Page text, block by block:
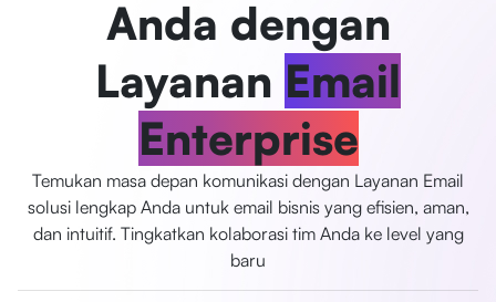
Anda dengan
Layanan Email
Enterprise
Temukan masa depan komunikasi dengan Layanan Email
solusi lengkap Anda untuk email bisnis yang efisien, aman,
dan intuitif. Tingkatkan kolaborasi tim Anda ke level yang
baru